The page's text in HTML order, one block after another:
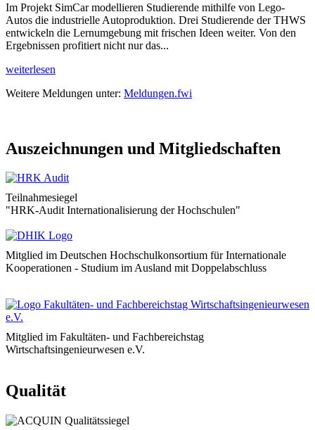
Im Projekt SimCar modellieren Studierende mithilfe von Lego-
Autos die industrielle Autoproduktion. Drei Studierende der THWS
entwickeln die Lernumgebung mit frischen Ideen weiter. Von den
Ergebnissen profitiert nicht nur das...
weiterlesen
Weitere Meldungen unter: Meldungen.fwi
Auszeichnungen und Mitgliedschaften
Teilnahmesiegel
"HRK-Audit Internationalisierung der Hochschulen"
Mitglied im Deutschen Hochschulkonsortium für Internationale
Kooperationen - Studium im Ausland mit Doppelabschluss
Mitglied im Fakultäten- und Fachbereichstag
Wirtschaftsingenieurwesen e.V.
Qualität